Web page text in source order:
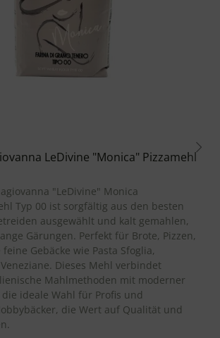
LeDivine "Monica" Pizzamehl
"LeDivine" Monica
Typ 00 ist sorgfältig aus den besten
ausgewählt und kalt gemahlen,
Gärungen. Perfekt für Brote, Pizzen,
feine Gebäcke wie Pasta Sfoglia,
Dieses Mehl verbindet
Mahlmethoden mit moderner
ideale Wahl für Profis und
die Wert auf Qualität und